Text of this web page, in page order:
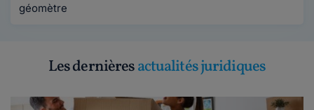
géomètre
Les dernièresactualités juridiques